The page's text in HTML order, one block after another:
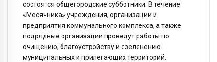
состоятся общегородские субботники. В течение
«Месячника» учреждения, организации и
предприятия коммунального комплекса, а также
подрядные организации проведут работы по
очищению, благоустройству и озеленению
муниципальных и прилегающих территорий.